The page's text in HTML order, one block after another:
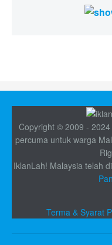
Copyright © 2009 -
percuma untuk warga
IklanLah! Malaysia telah
Terma & Syarat